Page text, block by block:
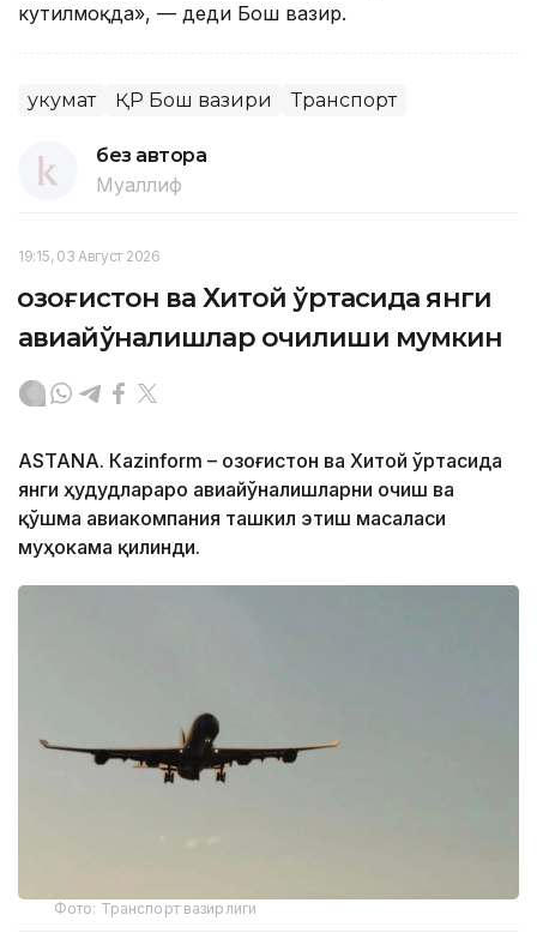
кутилмоқда», — деди Бош вазир.
Ҳукумат ҚР Бош вазири Транспорт
без автора
Муаллиф
19:15, 03 Август 2026
Қозоғистон ва Хитой ўртасида янги
авиайўналишлар очилиши мумкин
ASTANА. Кazinform – Қозоғистон ва Хитой ўртасида
янги ҳудудлараро авиайўналишларни очиш ва
қўшма авиакомпания ташкил этиш масаласи
муҳокама қилинди.
Фото: Транспорт вазирлиги